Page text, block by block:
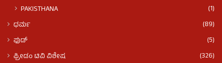
PAKISTHANA
(1)
ಧರ್ಮ
(89)
ಫುಡ್​​
(5)
ಫ್ರೀಡಂ ಟಿವಿ ವಿಶೇಷ
(326)